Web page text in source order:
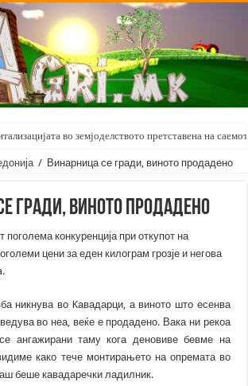
во земјоделството претставена на
/ Винарница се гради, виното продадено
гради, виното продадено
поголема конкуренција при откупот на
цени за еден килограм грозје и негова
никнува во Kавадарци, а виното што есенва
во неа, веќе е продадено. Вака ни рекоа
ангажирани таму кога деновиве бевме на
како тече монтирањето на опремата во
беше кавадаречки ладилник.